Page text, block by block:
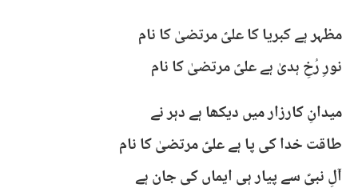
مظہر ہے کبریا کا علیؑ مرتضیٰ کا نام
نورِ رُخِ ہدیٰ ہے علیؑ مرتضیٰ کا نام
میدانِ کارزار میں دیکھا ہے دہر نے
طاقت خدا کی پا ہے علیؑ مرتضیٰ کا نام
آلِ نبیؐ سے پیار ہی ایماں کی جان ہے